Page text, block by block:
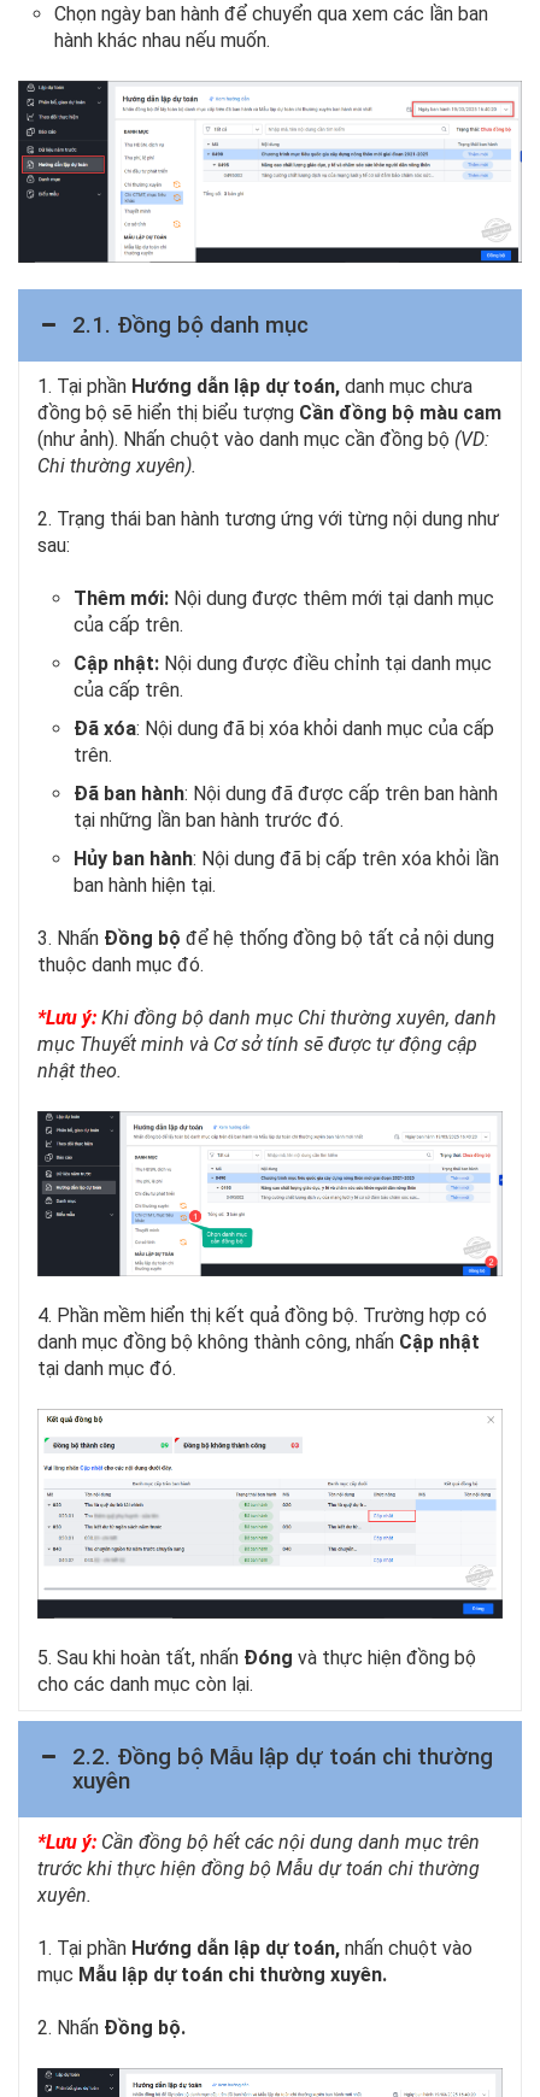
Chọn ngày ban hành để chuyển qua xem các lần ban
hành khác nhau nếu muốn.
2.1. Đồng bộ danh mục
1. Tại phần Hướng dẫn lập dự toán, danh mục chưa
đồng bộ sẽ hiển thị biểu tượng Cần đồng bộ màu cam
(như ảnh). Nhấn chuột vào danh mục cần đồng bộ (VD:
Chi thường xuyên).
2. Trạng thái ban hành tương ứng với từng nội dung như
sau:
Thêm mới: Nội dung được thêm mới tại danh mục
của cấp trên.
Cập nhật: Nội dung được điều chỉnh tại danh mục
của cấp trên.
Đã xóa: Nội dung đã bị xóa khỏi danh mục của cấp
trên.
Đã ban hành: Nội dung đã được cấp trên ban hành
tại những lần ban hành trước đó.
Hủy ban hành: Nội dung đã bị cấp trên xóa khỏi lần
ban hành hiện tại.
3. Nhấn Đồng bộ để hệ thống đồng bộ tất cả nội dung
thuộc danh mục đó.
*Lưu ý: Khi đồng bộ danh mục Chi thường xuyên, danh
mục Thuyết minh và Cơ sở tính sẽ được tự động cập
nhật theo.
4. Phần mềm hiển thị kết quả đồng bộ. Trường hợp có
danh mục đồng bộ không thành công, nhấn Cập nhật
tại danh mục đó.
5. Sau khi hoàn tất, nhấn Đóng và thực hiện đồng bộ
cho các danh mục còn lại.
2.2. Đồng bộ Mẫu lập dự toán chi thường
xuyên
*Lưu ý: Cần đồng bộ hết các nội dung danh mục trên
trước khi thực hiện đồng bộ Mẫu dự toán chi thường
xuyên.
1. Tại phần Hướng dẫn lập dự toán, nhấn chuột vào
mục Mẫu lập dự toán chi thường xuyên.
2. Nhấn Đồng bộ.